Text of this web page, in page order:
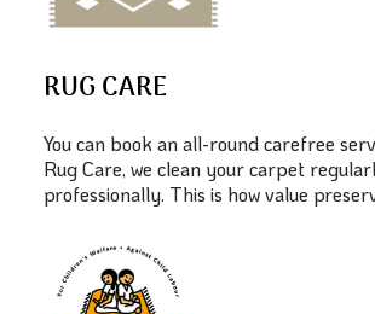
RUG CARE
You can book an all-round carefree
Rug Care, we clean your carpet
professionally. This is how value